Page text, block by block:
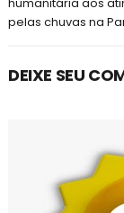
pelas chuvas na
DEIXE SEU